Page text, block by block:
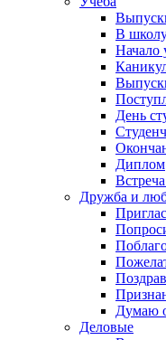
В
Начало
День
Диплом
Дружба и
Думаю
Деловые